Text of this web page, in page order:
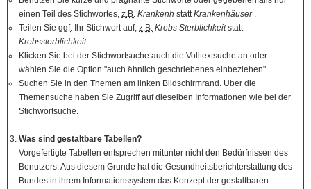
einen Teil des Stichwortes, z.B. Krankenh stattKrankenhäuser .
Teilen Sie ggf. Ihr Stichwort auf, z.B. Krebs Sterblichkeitstatt
Krebssterblichkeit .
Klicken Sie bei der Stichwortsuche auch die Volltextsuche an oder
wählen Sie die Option "auch ähnlich geschriebenes einbeziehen".
Suchen Sie in den Themen am linken Bildschirmrand. Über die
Themensuche haben Sie Zugriff auf dieselben Informationen wie bei der
Stichwortsuche.
Was sind gestaltbare Tabellen?
Vorgefertigte Tabellen entsprechen mitunter nicht den Bedürfnissen des
Benutzers. Aus diesem Grunde hat die Gesundheitsberichterstattung des
Bundes in ihrem Informationssystem das Konzept der gestaltbaren